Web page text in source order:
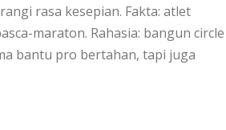
rasa kesepian. Fakta: atlet
maraton. Rahasia: bangun circle
bantu pro bertahan, tapi juga